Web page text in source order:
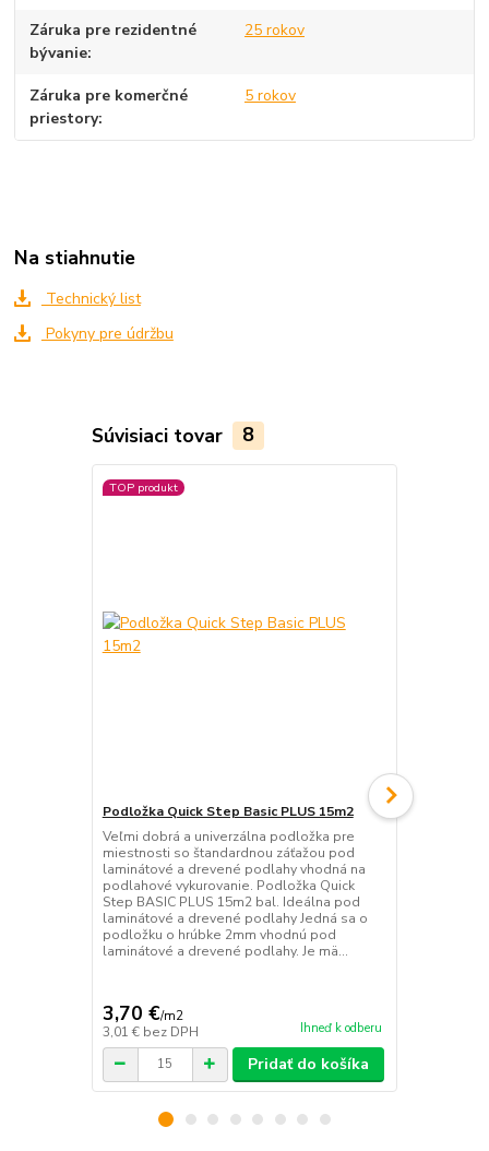
Záruka pre rezidentné
bývanie
25 rokov
Záruka pre komerčné
priestory
5 rokov
Na stiahnutie
Technický list
Pokyny pre údržbu
Súvisiaci tovar 8
TOP produkt
Podložka Quick Step Basic PLUS 15m2
Veľmi dobrá a univerzálna podložka pre
miestnosti so štandardnou záťažou pod
laminátové a drevené podlahy vhodná na
podlahové vykurovanie. Podložka Quick
Step BASIC PLUS 15m2 bal. Ideálna pod
laminátové a drevené podlahy Jedná sa o
podložku o hrúbke 2mm vhodnú pod
laminátové a drevené podlahy. Je mä...
3,70 €/m2
3,01 € bez DPH Ihneď k odberu
Pridať do košíka
Podložka